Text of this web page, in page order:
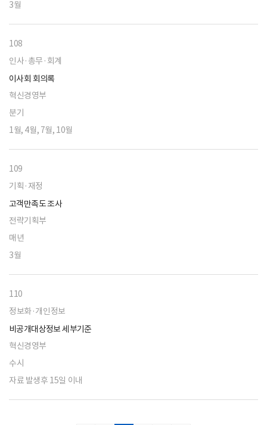
3월
108
인사·총무·회계
이사회 회의록
혁신경영부
분기
1월, 4월, 7월, 10월
109
기획·재정
고객만족도 조사
전략기획부
매년
3월
110
정보화·개인정보
비공개대상정보 세부기준
혁신경영부
수시
자료 발생후 15일 이내